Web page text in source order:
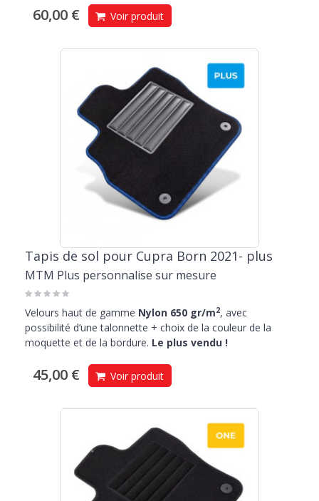
60,00 € Voir produit
Tapis de sol pour Cupra Born 2021- plus
MTM Plus personnalise sur mesure
Velours haut de gamme Nylon 650 gr/m2, avec
possibilité d’une talonnette + choix de la couleur de la
moquette et de la bordure. Le plus vendu !
45,00 € Voir produit